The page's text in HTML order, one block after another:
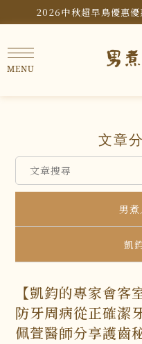
2026中秋超早鳥優惠
文章
男
凱
【凱鈞的專家會
防牙周病從正確潔
佩萱醫師分享護齒